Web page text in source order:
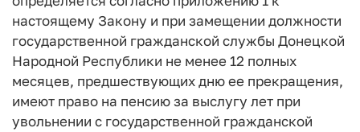
настоящему Закону и при замещении должности
государственной гражданской службы Донецкой
Народной Республики не менее 12 полных
месяцев, предшествующих дню ее прекращения,
имеют право на пенсию за выслугу лет при
увольнении с государственной гражданской